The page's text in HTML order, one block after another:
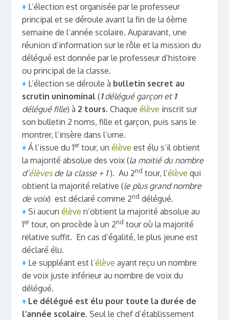
♦L’élection est organisée par le professeur
principal et se déroule avant la fin de la 6ème
semaine de l’année scolaire. Auparavant, une
réunion d’information sur le rôle et la mission du
délégué est donnée par le professeur d’histoire
ou principal de la classe.
♦L’élection se déroule à bulletin secret au
scrutin uninominal (1délégué garçon et 1
délégué fille) à 2 tours. Chaque élève inscrit sur
son bulletin 2 noms, fille et garçon, puis sans le
montrer, l’insère dans l’urne.
♦Á l’issue du 1ertour, un élève est élu s’il obtient
la majorité absolue des voix (la moitié du nombre
d’élèvesde la classe + 1). Au 2nd tour, l’élève qui
obtient la majorité relative (le plus grand nombre
de voix) est déclaré comme 2nd délégué.
♦Si aucun élève n’obtient la majorité absolue au
1ertour, on procède à un 2nd tour où la majorité
relative suffit. En cas d’égalité, le plus jeune est
déclaré élu.
♦Le suppléant est l‘élève ayant reçu un nombre
de voix juste inférieur au nombre de voix du
délégué.
♦ Le délégué est élu pour toute la durée de
l’année scolaire. Seul le chef d’établissement